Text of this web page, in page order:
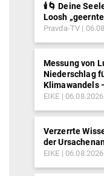
🕯️🌀 Deine
Loosh
Pravda-TV
Messung von
Niederschlag
Klimawandels
EIKE 06.08.2026
Verzerrte
der
EIKE 06.08.2026